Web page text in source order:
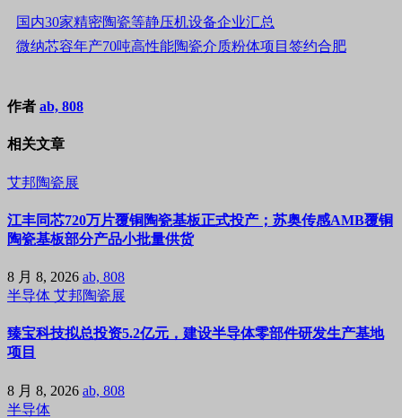
国内30家精密陶瓷等静压机设备企业汇总
微纳芯容年产70吨高性能陶瓷介质粉体项目签约合肥
作者 ab, 808
相关文章
艾邦陶瓷展
江丰同芯720万片覆铜陶瓷基板正式投产；苏奥传感AMB覆铜
陶瓷基板部分产品小批量供货
8 月 8, 2026 ab, 808
半导体 艾邦陶瓷展
臻宝科技拟总投资5.2亿元，建设半导体零部件研发生产基地
项目
8 月 8, 2026 ab, 808
半导体